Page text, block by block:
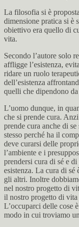
La filosofia si è
dimensione pratica si è
obiettivo era quello di
vita.
Secondo l’autore solo
affligge l’esistenza,
ridare un ruolo
dell’esistenza
quelli che dipendono
L’uomo dunque, in
che si prende cura.
prende cura anche di
stesso perché ha il
deve curarsi delle
l’ambiente e i
prendersi cura di sé e
esistenza. La cura di sé
gli altri. Inoltre
nel nostro progetto di
il nostro progetto di vita
L’occuparci delle cose
modo in cui troviamo